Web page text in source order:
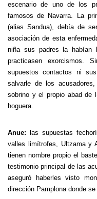
escenario de uno de los
famosos de Navarra. La
(alias Sandua), debía de
asociación de esta
niña sus padres la habían
practicasen exorcismos.
supuestos contactos ni
salvarle de los
sobrino y el propio abad de
hoguera.
Anue: las supuestas
valles limítrofes, Ultzama y
tienen nombre propio el
testimonio principal de las
aseguró haberles visto
dirección Pamplona donde